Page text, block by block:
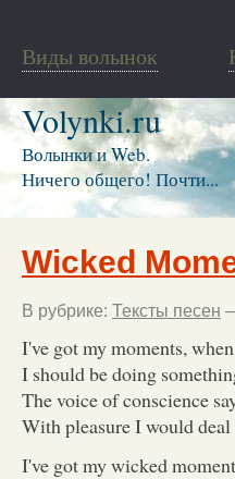
Виды волынок
Volynki.ru
Волынки и Web.
Ничего общего! Почти...
Wicked
В рубрике: Тексты песен
I've got my moments,
I should be doing
The voice of conscience
With pleasure I would
I've got my wicked